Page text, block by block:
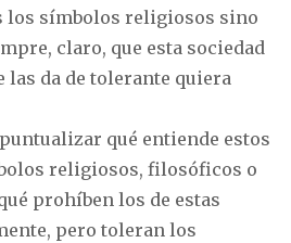
los símbolos religiosos sino
claro, que esta sociedad
las da de tolerante quiera
qué entiende estos
religiosos, filosóficos o
prohíben los de estas
pero toleran los